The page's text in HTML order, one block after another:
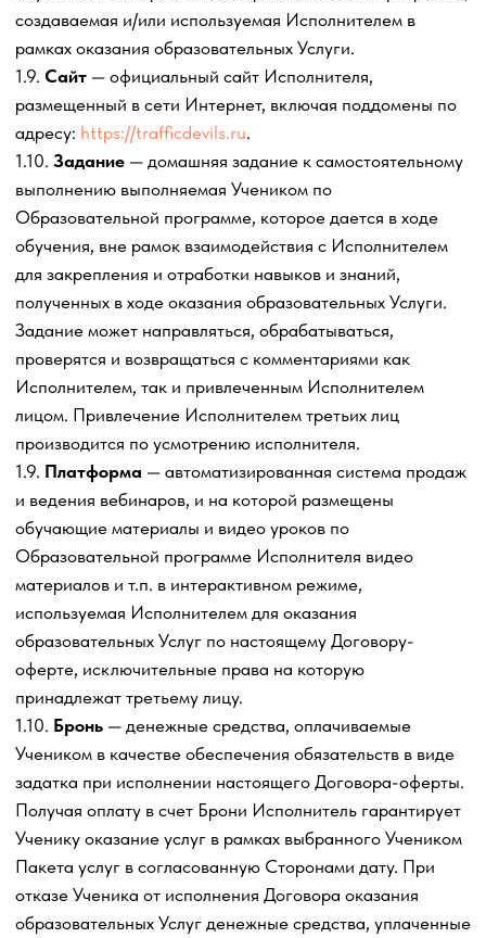
сообщениями между Учеником и Исполнителем,
кураторами (представителями Исполнителя) в рамках
настоящего Договора-оферты.
1.16.Доступ в чат- сообщение, направляемое
Исполнителем Ученику, путем электронного письма,
подтверждающее факт заключения Договора, и
содержащее обучающие материалы и информацию,
необходимую для получения Учеником Услуги на сайте.
предоставляемые Исполнителем безвозмездно
дополнительно в ходе обучения Ученику, в качестве
бонусов по усмотрению Ученика и в зависимости от
успеваемости Ученика в ходе освоения
Образовательной программы в ходе обучения.
1.18.Результаты интеллектуальной деятельности-
охраняемые законом произведения: аудиовизуальные
произведения (видеоуроки, видео-трансляции), лекции,
программы Пакета услуг, чек-листы, шаблоны
документов, шпаргалки, инструкции, таблицы, блок-
схемы, презентации и другие материалы, перечень
которых содержится в Пакете услуг, дизайн лендинга
(одностраничного рекламного сайта), дизайн
презентаций, тексты, видео и фотографии сайтов и
аккаунтов Исполнителя и другие охраняемые законом
результаты интеллектуальной деятельности и средства
индивидуализации.
1.19. Персональные данныеУченика – любая
информация в соответствии с Федеральным законом от
27.07.2006 № 152-ФЗ «О персональных данных»,
полученная Исполнителем от Ученика при направлении
заявки и(или) в процессе оказания
образовательныхУслуг.
1.20.
программа Исполнителя, по которой ведется обучения
Ученика по курсу, объем и стоимость и наполнение
образовательной программы Исполнителя зависит от
выбранного Учеником Пакета услуг и Тарифа.
Образовательная программа, утвержденная
Исполнителем, содержится в Приложении №1 к
Договору-оферте и является неотъемлемой его частью.
Образовательная программа состоит из лекций, встреч
с преподавателем (преподавателями), самостоятельной
работы, выполнения домашних заданий,
предоставления периодических отчетов и практических
занятий. Образовательная программа может также
включать иные виды и формы занятий, в том числе, в